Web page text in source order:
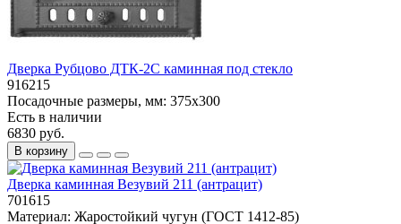
Дверка Рубцово ДТК-2С каминная под стекло
916215
Посадочные размеры, мм: 375х300
Есть в наличии
6830 руб.
В корзину
Дверка каминная Везувий 211 (антрацит)
701615
Материал: Жаростойкий чугун (ГОСТ 1412-85)